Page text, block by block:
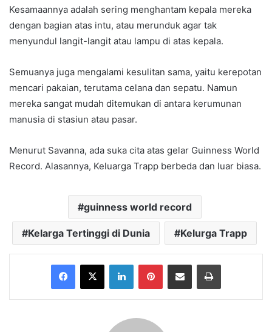
Kesamaannya adalah sering menghantam kepala mereka
dengan bagian atas intu, atau merunduk agar tak
menyundul langit-langit atau lampu di atas kepala.
Semuanya juga mengalami kesulitan sama, yaitu kerepotan
mencari pakaian, terutama celana dan sepatu. Namun
mereka sangat mudah ditemukan di antara kerumunan
manusia di stasiun atau pasar.
Menurut Savanna, ada suka cita atas gelar Guinness World
Record. Alasannya, Keluarga Trapp berbeda dan luar biasa.
guinness world record
Kelarga Tertinggi di Dunia Kelurga Trapp
Facebook
X LinkedInPinterestShare via Email Print